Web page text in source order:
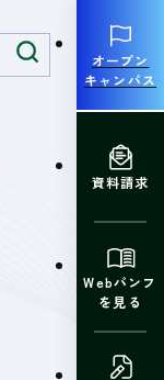
オープン
キャンパス
資料請求
Webパンフ
を見る